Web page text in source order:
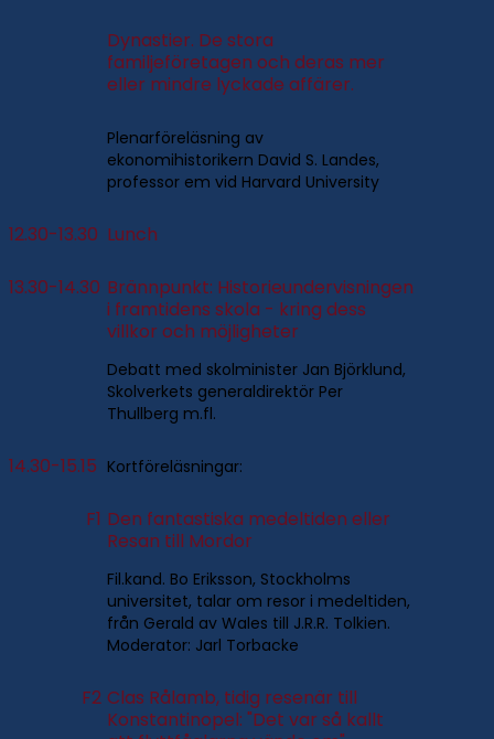
Dynastier. De stora
familjeföretagen och deras mer
eller mindre lyckade affärer.
Plenarföreläsning av
ekonomihistorikern David S. Landes,
professor em vid Harvard University
12.30-13.30 Lunch
13.30-14.30 Brännpunkt: Historieundervisningen
i framtidens skola - kring dess
villkor och möjligheter
Debatt med skolminister Jan Björklund,
Skolverkets generaldirektör Per
Thullberg m.fl.
14.30-15.15 Kortföreläsningar:
F1 Den fantastiska medeltiden eller
Resan till Mordor
Fil.kand. Bo Eriksson, Stockholms
universitet, talar om resor i medeltiden,
från Gerald av Wales till J.R.R. Tolkien.
Moderator: Jarl Torbacke
F2 Clas Rålamb, tidig resenär till
Konstantinopel: "Det var så kallt